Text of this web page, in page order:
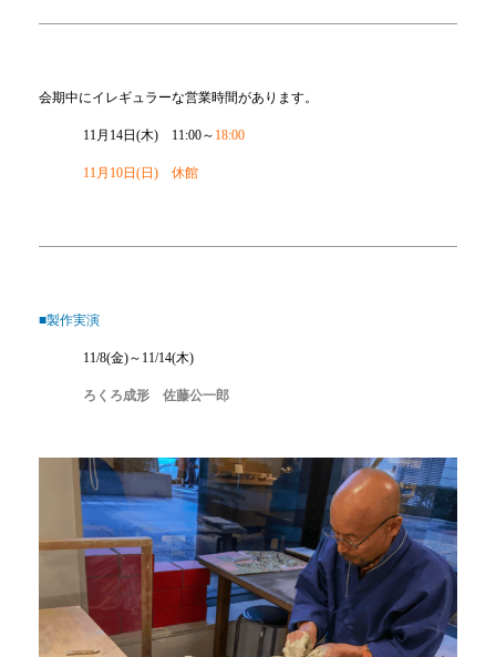
会期中にイレギュラーな営業時間があります。
11月14日(木) 11:00～ 18:00
11月10日(日) 休館
■製作実演
11/8(金)～11/14(木)
ろくろ成形 佐藤公一郎